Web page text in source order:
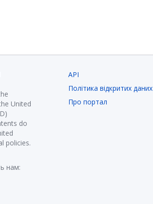
United
do
policies.
нам:
API
Політика відкритих даних
Про портал